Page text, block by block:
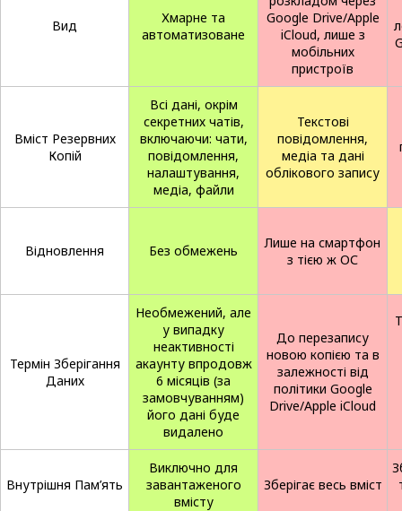
Вид
Хмарне та
автоматизоване
Google Drive/Apple
iCloud, лише з
мобільних
пристроїв
Вміст Резервних
Копій
Всі дані, окрім
секретних чатів,
включаючи: чати,
повідомлення,
налаштування,
медіа, файли
Текстові
повідомлення,
медіа та дані
облікового запису
Відновлення Без обмежень
Лише на смартфон
з тією ж ОС
Термін Зберігання
Даних
Необмежений, але
у випадку
неактивності
акаунту впродовж
6 місяців (за
замовчуванням)
його дані буде
видалено
До перезапису
новою копією та в
залежності від
політики Google
Drive/Apple iCloud
Внутрішня Пам’ять
Виключно для
завантаженого
вмісту
Зберігає весь вміст